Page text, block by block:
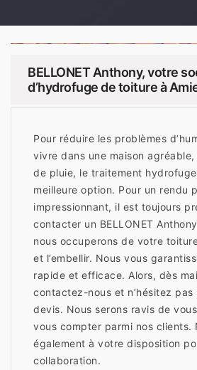
BELLONET Anthony, votre
d’hydrofuge de toiture à
Pour réduire les problèmes
vivre dans une maison
de pluie, le traitement hydrofuge
meilleure option. Pour un rendu
impressionnant, il est toujours
contacter un BELLONET
nous occuperons de votre
et l’embellir. Nous vous
rapide et efficace. Alors, dès
contactez-nous et n’hésitez pas
devis. Nous serons ravis de
vous compter parmi nos clients.
également à votre disposition
collaboration.